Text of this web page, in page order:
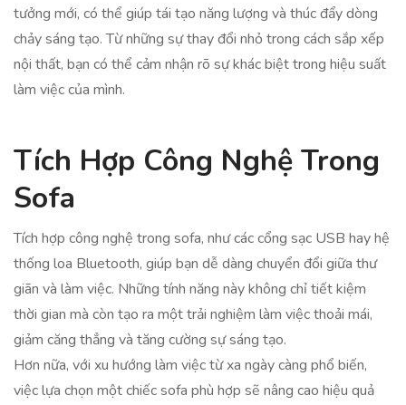
tưởng mới, có thể giúp tái tạo năng lượng và thúc đẩy dòng
chảy sáng tạo. Từ những sự thay đổi nhỏ trong cách sắp xếp
nội thất, bạn có thể cảm nhận rõ sự khác biệt trong hiệu suất
làm việc của mình.
Tích Hợp Công Nghệ Trong
Sofa
Tích hợp công nghệ trong sofa, như các cổng sạc USB hay hệ
thống loa Bluetooth, giúp bạn dễ dàng chuyển đổi giữa thư
giãn và làm việc. Những tính năng này không chỉ tiết kiệm
thời gian mà còn tạo ra một trải nghiệm làm việc thoải mái,
giảm căng thẳng và tăng cường sự sáng tạo.
Hơn nữa, với xu hướng làm việc từ xa ngày càng phổ biến,
việc lựa chọn một chiếc sofa phù hợp sẽ nâng cao hiệu quả